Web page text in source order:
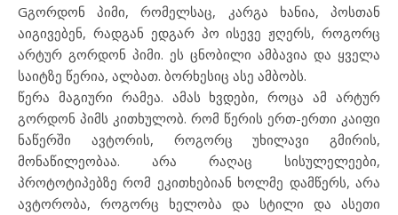
Gგორდონ პიმი, რომელსაც, კარგა ხანია, პოსთან
აიგივებენ, რადგან ედგარ პო ისევე ჟღერს, როგორც
არტურ გორდონ პიმი. ეს ცნობილი ამბავია და ყველა
საიტზე წერია, ალბათ. ბორხესიც ასე ამბობს.
წერა მაგიური რამეა. ამას ხვდები, როცა ამ არტურ
გორდონ პიმს კითხულობ. რომ წერის ერთ-ერთი კაიფი
ნაწერში ავტორის, როგორც უხილავი გმირის,
მონაწილეობაა. არა რაღაც სისულელეები,
პროტოტიპებზე რომ ეკითხებიან ხოლმე დამწერს, არა
ავტორობა, როგორც ხელობა და სტილი და ასეთი